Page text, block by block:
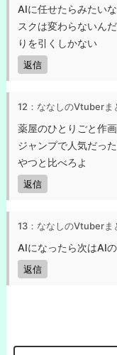
AIに任せたらみたい
スクは変わらないん
りを引くしかない
返信
12：ななしのVtuberま
薬屋のひとりごと作
ジャンプで人気だっ
やつと比べろよ
返信
13：ななしのVtuberま
AIになったら次はAI
返信